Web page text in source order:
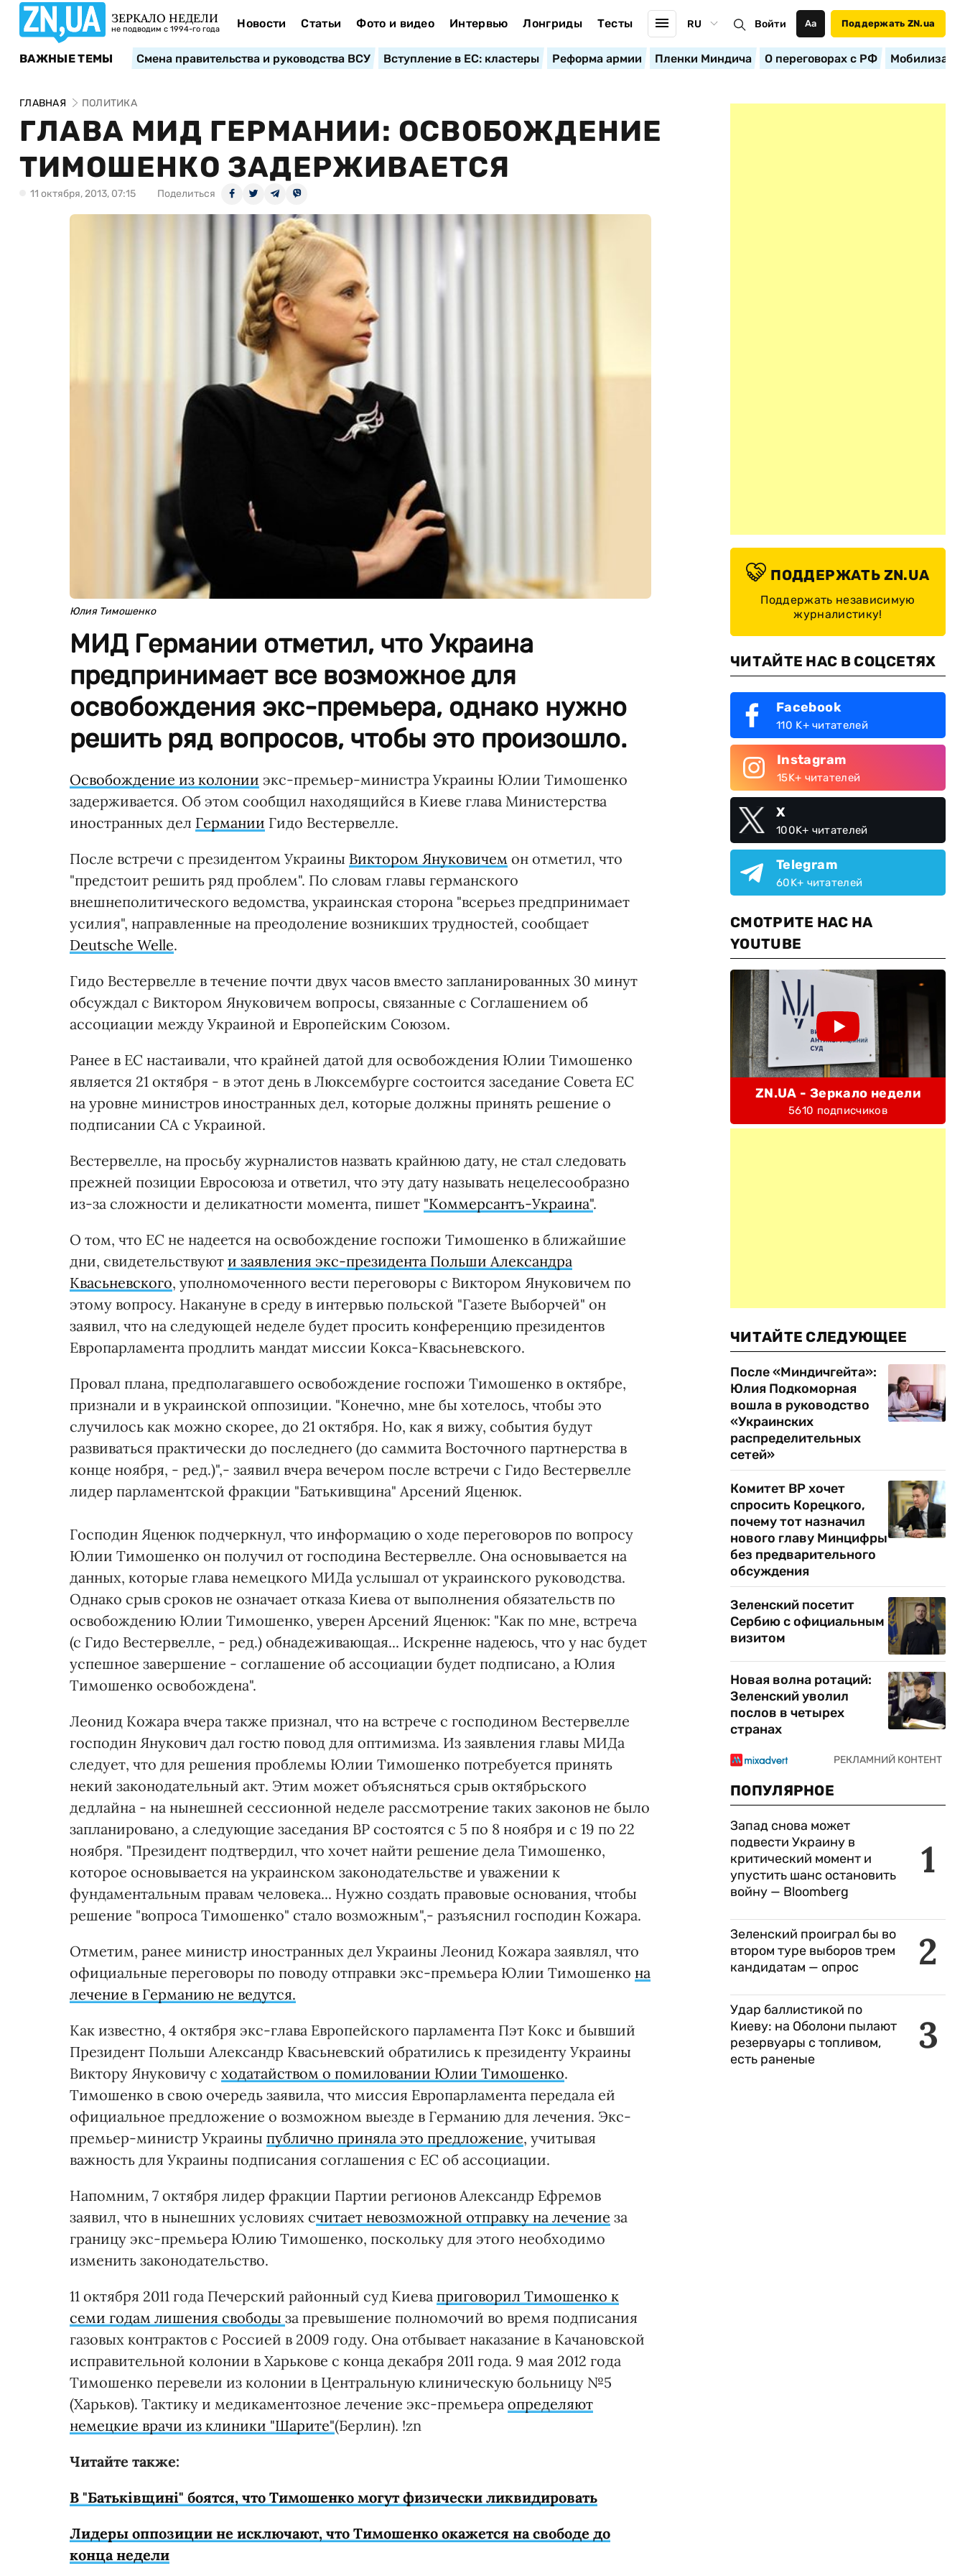
ЗЕРКАЛО НЕДЕЛИ
не подводим с 1994-го года Новости Статьи Фото и видео Интервью Лонгриды Тесты RU Войти Аа Поддержать ZN.ua
ВАЖНЫЕ ТЕМЫ Смена правительства и руководства ВСУ Вступление в ЕС: кластеры Реформа армии Пленки Миндича О переговорах с РФ
ГЛАВНАЯ ПОЛИТИКА
ГЛАВА МИД ГЕРМАНИИ: ОСВОБОЖДЕНИЕ
ТИМОШЕНКО ЗАДЕРЖИВАЕТСЯ
11 октября, 2013, 07:15 Поделиться
Юлия Тимошенко
МИД Германии отметил, что Украина
предпринимает все возможное для
освобождения экс-премьера, однако нужно
решить ряд вопросов, чтобы это произошло.
Освобождение из колонии экс-премьер-министра Украины Юлии Тимошенко
задерживается. Об этом сообщил находящийся в Киеве глава Министерства
иностранных дел Германии Гидо Вестервелле.
После встречи с президентом Украины Виктором Януковичем он отметил, что
"предстоит решить ряд проблем". По словам главы германского
внешнеполитического ведомства, украинская сторона "всерьез предпринимает
усилия", направленные на преодоление возникших трудностей, сообщает
Deutsche Welle.
Гидо Вестервелле в течение почти двух часов вместо запланированных 30 минут
обсуждал с Виктором Януковичем вопросы, связанные с Соглашением об
ассоциации между Украиной и Европейским Союзом.
Ранее в ЕС настаивали, что крайней датой для освобождения Юлии Тимошенко
является 21 октября - в этот день в Люксембурге состоится заседание Совета ЕС
на уровне министров иностранных дел, которые должны принять решение о
подписании СА с Украиной.
Вестервелле, на просьбу журналистов назвать крайнюю дату, не стал следовать
прежней позиции Евросоюза и ответил, что эту дату называть нецелесообразно
из-за сложности и деликатности момента, пишет "Коммерсантъ-Украина".
О том, что ЕС не надеется на освобождение госпожи Тимошенко в ближайшие
дни, свидетельствуют и заявления экс-президента Польши Александра
Квасьневского, уполномоченного вести переговоры с Виктором Януковичем по
этому вопросу. Накануне в среду в интервью польской "Газете Выборчей" он
заявил, что на следующей неделе будет просить конференцию президентов
Европарламента продлить мандат миссии Кокса-Квасьневского.
Провал плана, предполагавшего освобождение госпожи Тимошенко в октябре,
признали и в украинской оппозиции. "Конечно, мне бы хотелось, чтобы это
случилось как можно скорее, до 21 октября. Но, как я вижу, события будут
развиваться практически до последнего (до саммита Восточного партнерства в
конце ноября, - ред.)",- заявил вчера вечером после встречи с Гидо Вестервелле
лидер парламентской фракции "Батькивщина" Арсений Яценюк.
Господин Яценюк подчеркнул, что информацию о ходе переговоров по вопросу
Юлии Тимошенко он получил от господина Вестервелле. Она основывается на
данных, которые глава немецкого МИДа услышал от украинского руководства.
Однако срыв сроков не означает отказа Киева от выполнения обязательств по
освобождению Юлии Тимошенко, уверен Арсений Яценюк: "Как по мне, встреча
(с Гидо Вестервелле, - ред.) обнадеживающая... Искренне надеюсь, что у нас будет
успешное завершение - соглашение об ассоциации будет подписано, а Юлия
Тимошенко освобождена".
Леонид Кожара вчера также признал, что на встрече с господином Вестервелле
господин Янукович дал гостю повод для оптимизма. Из заявления главы МИДа
следует, что для решения проблемы Юлии Тимошенко потребуется принять
некий законодательный акт. Этим может объясняться срыв октябрьского
дедлайна - на нынешней сессионной неделе рассмотрение таких законов не было
запланировано, а следующие заседания ВР состоятся с 5 по 8 ноября и с 19 по 22
ноября. "Президент подтвердил, что хочет найти решение дела Тимошенко,
которое основывается на украинском законодательстве и уважении к
фундаментальным правам человека... Нужно создать правовые основания, чтобы
решение "вопроса Тимошенко" стало возможным",- разъяснил господин Кожара.
Отметим, ранее министр иностранных дел Украины Леонид Кожара заявлял, что
официальные переговоры по поводу отправки экс-премьера Юлии Тимошенко на
лечение в Германию не ведутся.
Как известно, 4 октября экс-глава Европейского парламента Пэт Кокс и бывший
Президент Польши Александр Квасьневский обратились к президенту Украины
Виктору Януковичу с ходатайством о помиловании Юлии Тимошенко.
Тимошенко в свою очередь заявила, что миссия Европарламента передала ей
официальное предложение о возможном выезде в Германию для лечения. Экс-
премьер-министр Украины публично приняла это предложение, учитывая
важность для Украины подписания соглашения с ЕС об ассоциации.
Напомним, 7 октября лидер фракции Партии регионов Александр Ефремов
заявил, что в нынешних условиях считает невозможной отправку на лечение за
границу экс-премьера Юлию Тимошенко, поскольку для этого необходимо
изменить законодательство.
11 октября 2011 года Печерский районный суд Киева приговорил Тимошенко к
семи годам лишения свободы за превышение полномочий во время подписания
газовых контрактов с Россией в 2009 году. Она отбывает наказание в Качановской
исправительной колонии в Харькове с конца декабря 2011 года. 9 мая 2012 года
Тимошенко перевели из колонии в Центральную клиническую больницу №5
(Харьков). Тактику и медикаментозное лечение экс-премьера определяют
немецкие врачи из клиники "Шарите"(Берлин). !zn
Читайте также:
В "Батьківщині" боятся, что Тимошенко могут физически ликвидировать
Лидеры оппозиции не исключают, что Тимошенко окажется на свободе до
конца недели
ПОДДЕРЖАТЬ ZN.UA
Поддержать независимую
журналистику!
ЧИТАЙТЕ НАС В СОЦСЕТЯХ
Facebook
110 K+ читателей
Instagram
15K+ читателей
X
100K+ читателей
Telegram
60K+ читателей
СМОТРИТЕ НАС НА
YOUTUBE
ZN.UA - Зеркало недели
5610 подписчиков
ЧИТАЙТЕ СЛЕДУЮЩЕЕ
После «Миндичгейта»:
Юлия Подкоморная
вошла в руководство
«Украинских
распределительных
сетей»
Комитет ВР хочет
спросить Корецкого,
почему тот назначил
нового главу Минцифры
без предварительного
обсуждения
Зеленский посетит
Сербию с официальным
визитом
Новая волна ротаций:
Зеленский уволил
послов в четырех
странах
ПОПУЛЯРНОЕ
1
Запад снова может
подвести Украину в
критический момент и
упустить шанс остановить
войну — Bloomberg
2
Зеленский проиграл бы во
втором туре выборов трем
кандидатам — опрос
3
Удар баллистикой по
Киеву: на Оболони пылают
резервуары с топливом,
есть раненые